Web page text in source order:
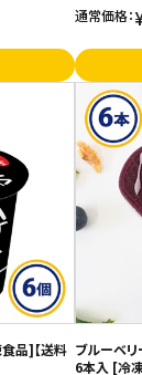
通常価格：
品]【送料 ブルーベ
6本入 [冷